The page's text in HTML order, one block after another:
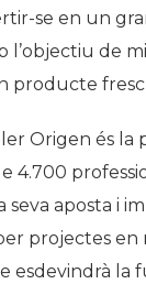
se en un
l’objectiu de
producte
Origen és
4.700
seva aposta i
projectes
esdevindrà la